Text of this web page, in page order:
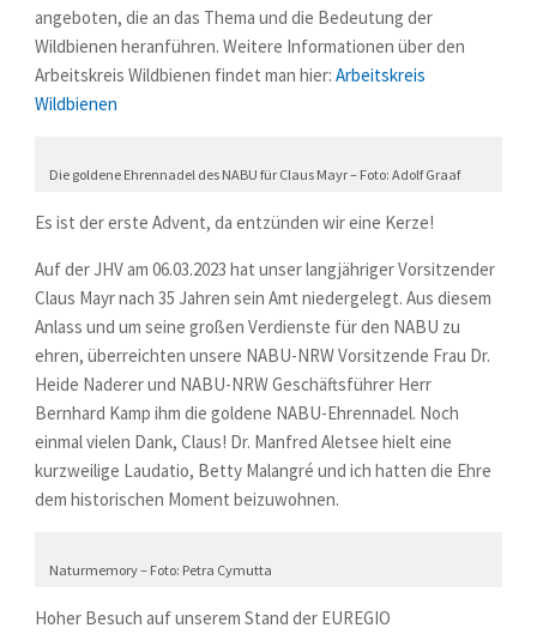
angeboten, die an das Thema und die Bedeutung der
Wildbienen heranführen. Weitere Informationen über den
Arbeitskreis Wildbienen findet man hier: Arbeitskreis
Wildbienen
Die goldene Ehrennadel des NABU für Claus Mayr – Foto: Adolf Graaf
Es ist der erste Advent, da entzünden wir eine Kerze!
Auf der JHV am 06.03.2023 hat unser langjähriger Vorsitzender
Claus Mayr nach 35 Jahren sein Amt niedergelegt. Aus diesem
Anlass und um seine großen Verdienste für den NABU zu
ehren, überreichten unsere NABU-NRW Vorsitzende Frau Dr.
Heide Naderer und NABU-NRW Geschäftsführer Herr
Bernhard Kamp ihm die goldene NABU-Ehrennadel. Noch
einmal vielen Dank, Claus! Dr. Manfred Aletsee hielt eine
kurzweilige Laudatio, Betty Malangré und ich hatten die Ehre
dem historischen Moment beizuwohnen.
Naturmemory – Foto: Petra Cymutta
Hoher Besuch auf unserem Stand der EUREGIO